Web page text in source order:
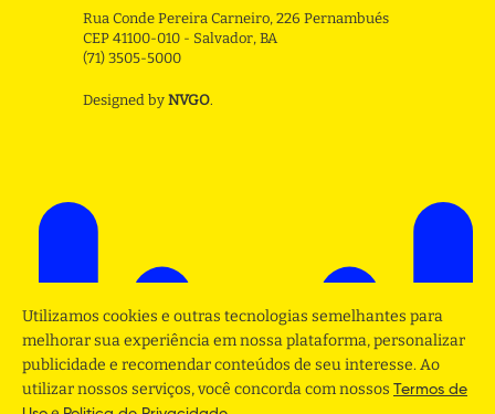
Rua Conde Pereira Carneiro, 226 Pernambués
CEP 41100-010 - Salvador, BA
(71) 3505-5000
Designed by NVGO.
Utilizamos cookies e outras tecnologias semelhantes para
melhorar sua experiência em nossa plataforma, personalizar
publicidade e recomendar conteúdos de seu interesse. Ao
utilizar nossos serviços, você concorda com nossos Termos de